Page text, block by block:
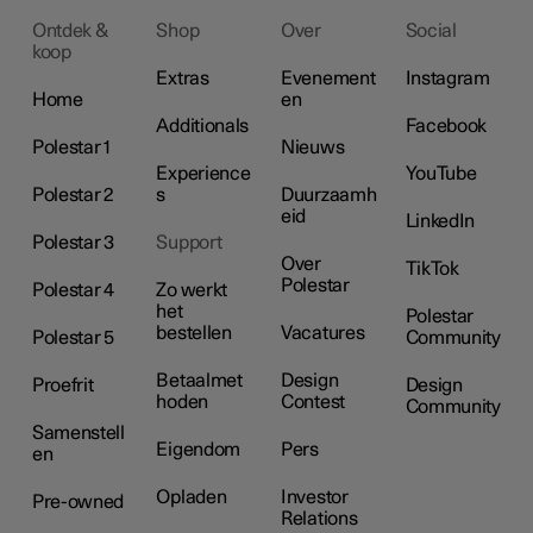
Ontdek &
koop
Home
Polestar 1
Polestar 2
Polestar 3
Polestar 4
Polestar 5
Proefrit
Samenstell
en
Pre-owned
Shop
Extras
Additionals
Experience
s
Support
Zo werkt
het
bestellen
Betaalmet
hoden
Eigendom
Opladen
Over
Evenement
en
Nieuws
Duurzaamh
eid
Over
Polestar
Vacatures
Design
Contest
Pers
Investor
Relations
Social
Instagram
Facebook
YouTube
LinkedIn
TikTok
Polestar
Community
Design
Community